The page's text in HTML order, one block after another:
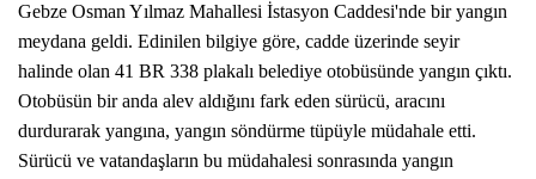
Gebze Osman Yılmaz Mahallesi İstasyon Caddesi'nde bir yangın
meydana geldi. Edinilen bilgiye göre, cadde üzerinde seyir
halinde olan 41 BR 338 plakalı belediye otobüsünde yangın çıktı.
Otobüsün bir anda alev aldığını fark eden sürücü, aracını
durdurarak yangına, yangın söndürme tüpüyle müdahale etti.
Sürücü ve vatandaşların bu müdahalesi sonrasında yangın